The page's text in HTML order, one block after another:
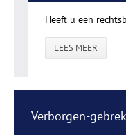
Heeft u een
LEES MEER
Verborgen-